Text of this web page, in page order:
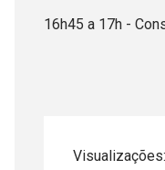
16h45 a 17h -
Visualizações: